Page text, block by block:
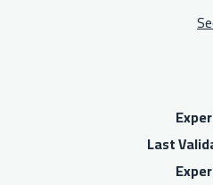
Last